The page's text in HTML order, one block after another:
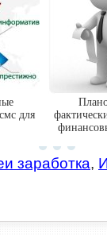
для
заработка,